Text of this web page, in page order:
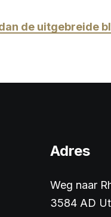
de uitgebreide
Adres
Weg naar
3584 AD